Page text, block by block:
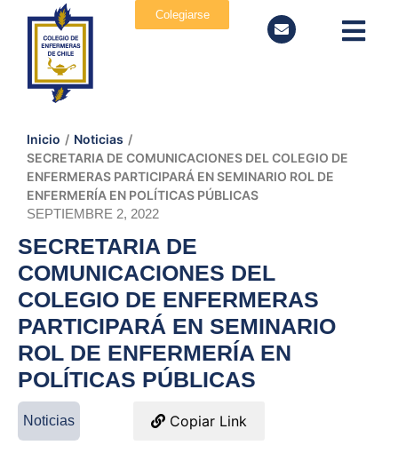
Colegiarse
Inicio / Noticias /
SECRETARIA DE COMUNICACIONES DEL COLEGIO DE
ENFERMERAS PARTICIPARÁ EN SEMINARIO ROL DE
ENFERMERÍA EN POLÍTICAS PÚBLICAS
SEPTIEMBRE 2, 2022
SECRETARIA DE
COMUNICACIONES DEL
COLEGIO DE ENFERMERAS
PARTICIPARÁ EN SEMINARIO
ROL DE ENFERMERÍA EN
POLÍTICAS PÚBLICAS
Noticias Copiar Link